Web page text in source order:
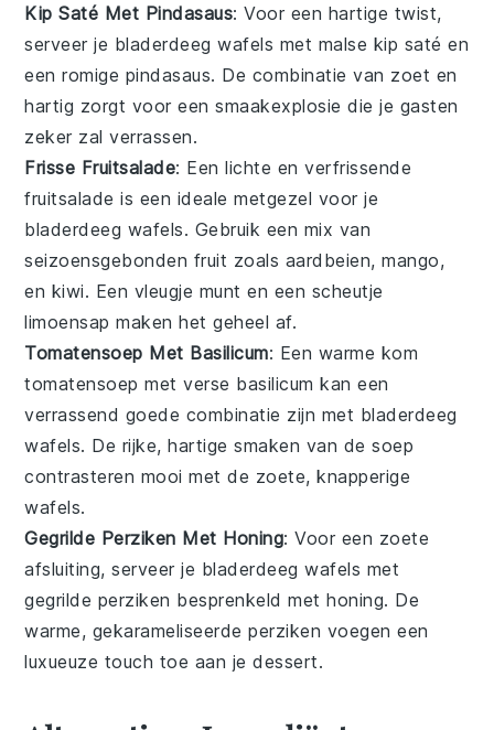
Kip Saté Met Pindasaus: Voor een hartige twist,
serveer je bladerdeeg wafels met malse kip saté en
een romige pindasaus. De combinatie van zoet en
hartig zorgt voor een smaakexplosie die je gasten
zeker zal verrassen.
Frisse Fruitsalade: Een lichte en verfrissende
fruitsalade is een ideale metgezel voor je
bladerdeeg wafels. Gebruik een mix van
seizoensgebonden fruit zoals aardbeien,mango,
en kiwi. Een vleugje munt en een scheutje
limoensap maken het geheel af.
Tomatensoep Met Basilicum: Een warme kom
tomatensoep met verse basilicum kan een
verrassend goede combinatie zijn met bladerdeeg
wafels. De rijke, hartige smaken van de soep
contrasteren mooi met de zoete, knapperige
wafels.
Gegrilde Perziken Met Honing: Voor een zoete
afsluiting, serveer je bladerdeeg wafels met
gegrilde perziken besprenkeld methoning. De
warme, gekarameliseerde perziken voegen een
luxueuze touch toe aan je dessert.